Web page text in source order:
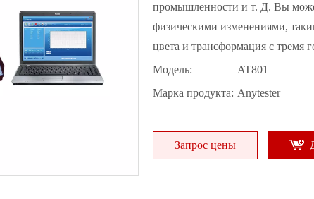
промышленности и т. Д. Вы
физическими изменениями,
цвета и трансформация с тремя
Модель:
AT801
Марка продукта: Anytester
Запрос цены